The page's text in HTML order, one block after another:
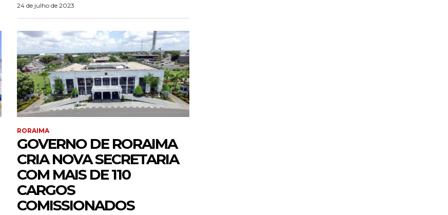
24 de julho de 2023
RORAIMA
GOVERNO DE RORAIMA
CRIA NOVA SECRETARIA
COM MAIS DE 110
CARGOS
COMISSIONADOS